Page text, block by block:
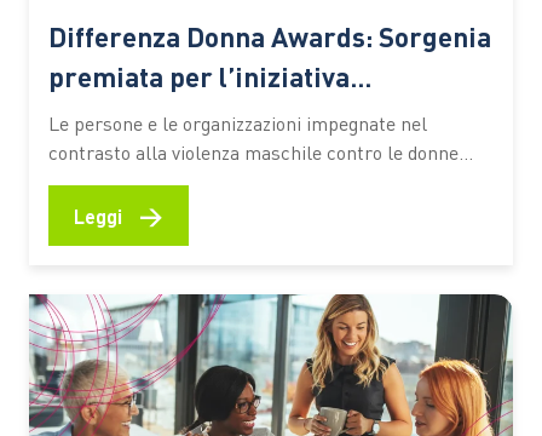
Differenza Donna Awards: Sorgenia
premiata per l’iniziativa
#Sempre25novembre
Le persone e le organizzazioni impegnate nel
contrasto alla violenza maschile contro le donne
riunite simbolicamente per una sera: è questo il
senso della cerimonia di assegnazione degli Awards
Ercoli, aprendo la manifestazione, sottolinea come…
Leggi →